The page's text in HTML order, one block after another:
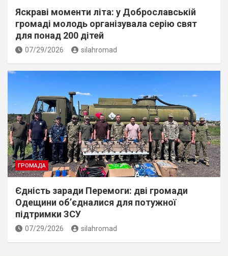
Яскраві моменти літа: у Доброславській
громаді молодь організувала серію свят
для понад 200 дітей
07/29/2026 silahromad
ГРОМАДА
Єдність заради Перемоги: дві громади
Одещини об’єдналися для потужної
підтримки ЗСУ
07/29/2026 silahromad